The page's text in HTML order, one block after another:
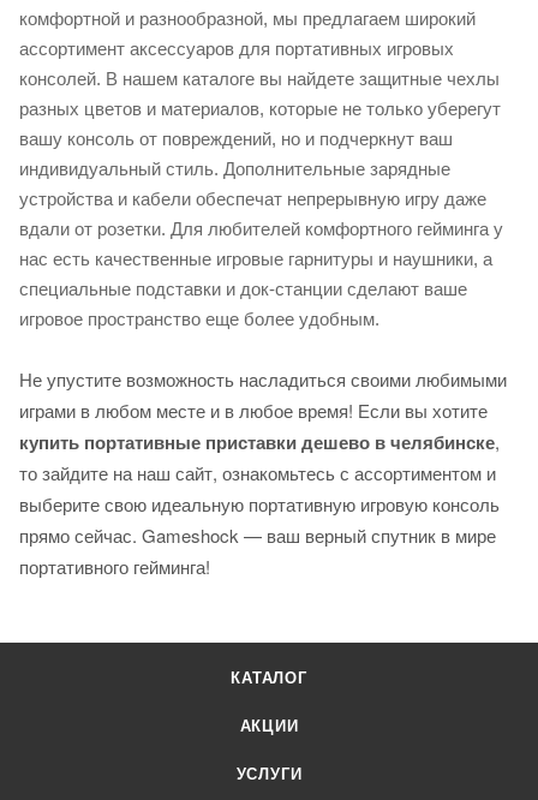
комфортной и разнообразной, мы предлагаем широкий
ассортимент аксессуаров для портативных игровых
консолей. В нашем каталоге вы найдете защитные чехлы
разных цветов и материалов, которые не только уберегут
вашу консоль от повреждений, но и подчеркнут ваш
индивидуальный стиль. Дополнительные зарядные
устройства и кабели обеспечат непрерывную игру даже
вдали от розетки. Для любителей комфортного гейминга у
нас есть качественные игровые гарнитуры и наушники, а
специальные подставки и док-станции сделают ваше
игровое пространство еще более удобным.
Не упустите возможность насладиться своими любимыми
играми в любом месте и в любое время! Если вы хотите
купить портативные приставки дешево в челябинске,
то зайдите на наш сайт, ознакомьтесь с ассортиментом и
выберите свою идеальную портативную игровую консоль
прямо сейчас. Gameshock — ваш верный спутник в мире
портативного гейминга!
КАТАЛОГ
АКЦИИ
УСЛУГИ